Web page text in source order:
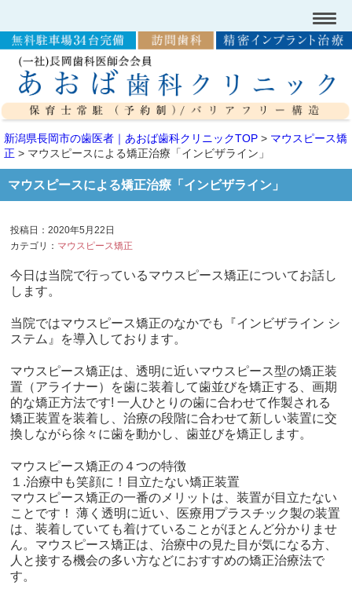
新潟県長岡市の歯医者｜あおば歯科クリニックTOP > マウスピース矯
正 > マウスピースによる矯正治療「インビザライン」
マウスピースによる矯正治療「インビザライン」
投稿日：2020年5月22日
カテゴリ： マウスピース矯正
今日は当院で行っているマウスピース矯正についてお話し
します。
当院ではマウスピース矯正のなかでも『インビザライン シ
ステム』を導入しております。
マウスピース矯正は、透明に近いマウスピース型の矯正装
置（アライナー）を歯に装着して歯並びを矯正する、画期
的な矯正方法です! 一人ひとりの歯に合わせて作製される
矯正装置を装着し、治療の段階に合わせて新しい装置に交
換しながら徐々に歯を動かし、歯並びを矯正します。
マウスピース矯正の４つの特徴
１.治療中も笑顔に！目立たない矯正装置
マウスピース矯正の一番のメリットは、装置が目立たない
ことです！ 薄く透明に近い、医療用プラスチック製の装置
は、装着していても着けていることがほとんど分かりませ
ん。マウスピース矯正は、治療中の見た目が気になる方、
人と接する機会の多い方などにおすすめの矯正治療法で
す。